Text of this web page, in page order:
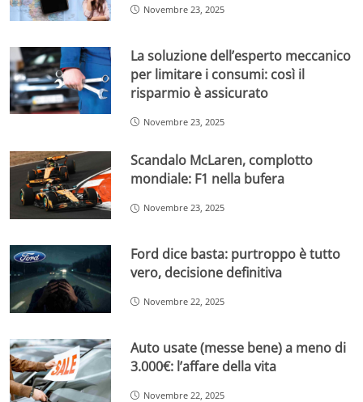
Novembre 23, 2025
La soluzione dell’esperto meccanico
per limitare i consumi: così il
risparmio è assicurato
Novembre 23, 2025
Scandalo McLaren, complotto
mondiale: F1 nella bufera
Novembre 23, 2025
Ford dice basta: purtroppo è tutto
vero, decisione definitiva
Novembre 22, 2025
Auto usate (messe bene) a meno di
3.000€: l’affare della vita
Novembre 22, 2025